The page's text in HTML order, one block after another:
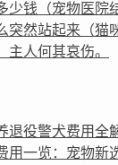
少钱（宠物医院
突然站起来（猫
主人何其哀伤。
退役警犬费用全
用一览：宠物新